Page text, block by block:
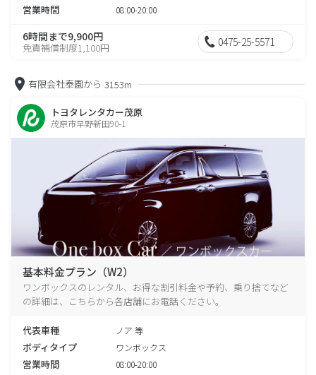
営業時間 08:00-20:00
6時間まで9,900円
免責補償制度1,100円 0475-25-5571
有限会社泰園から 3153m
トヨタレンタカー茂原
茂原市早野新田90-1
基本料金プラン（W2）
ワンボックスのレンタル、お得な割引料金や予約、乗り捨てなど
の詳細は、こちらから各店舗にお電話ください。
代表車種 ノア 等
ボディタイプ ワンボックス
営業時間 08:00-20:00